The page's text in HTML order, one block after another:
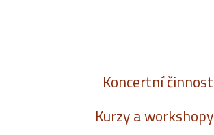
Koncertní činnost
Kurzy a workshopy